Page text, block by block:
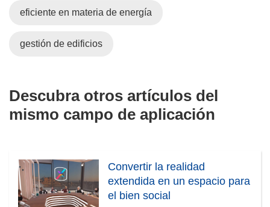
eficiente en materia de energía
gestión de edificios
Descubra otros artículos del
mismo campo de aplicación
Convertir la realidad
extendida en un espacio para
el bien social